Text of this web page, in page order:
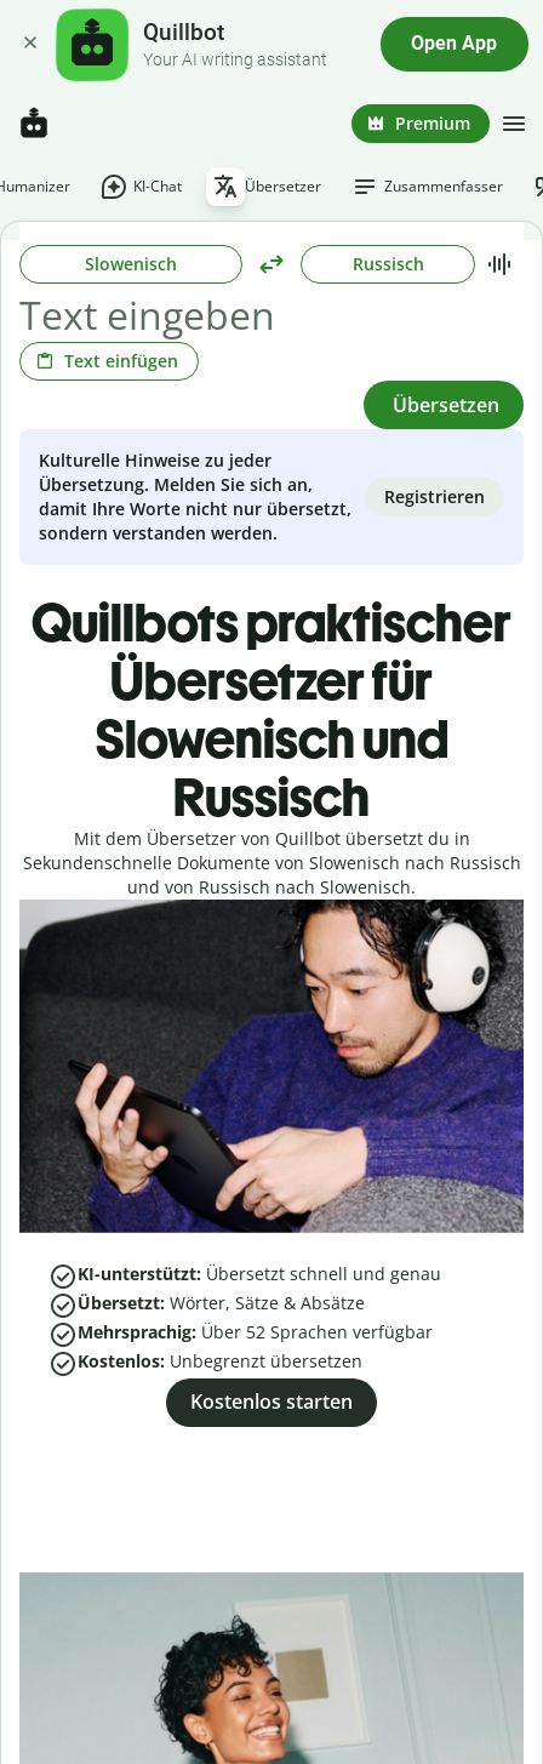
Quillbot
Your AI writing assistant
Open App
Premium
KI-Chat Übersetzer Zusammenfasser
Slowenisch Russisch
Text einfügen
Übersetzen
Kulturelle Hinweise zu jeder
Übersetzung. Melden Sie sich an,
damit Ihre Worte nicht nur übersetzt,
sondern verstanden werden.
Registrieren
Quillbots praktischer
Übersetzer für
Slowenisch und
Russisch
Mit dem Übersetzer von Quillbot übersetzt du in
Sekundenschnelle Dokumente von Slowenisch nach Russisch
und von Russisch nach Slowenisch.
KI-unterstützt: Übersetzt schnell und genau
Übersetzt: Wörter, Sätze & Absätze
Mehrsprachig: Über 52 Sprachen verfügbar
Kostenlos: Unbegrenzt übersetzen
Kostenlos starten